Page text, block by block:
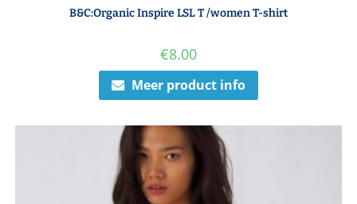
B&C:Organic Inspire LSL T /women T-shirt
€8.00
Meer product info